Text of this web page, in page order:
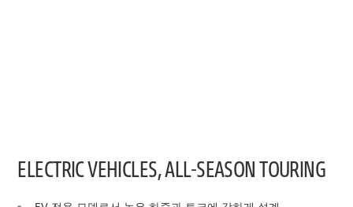
ELECTRIC VEHICLES, ALL-SEASON TOURING